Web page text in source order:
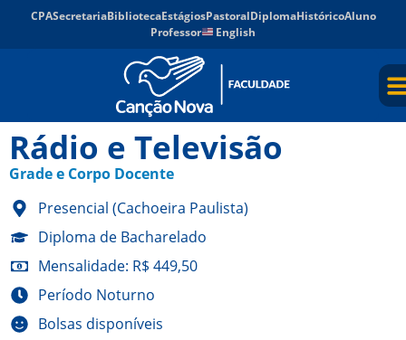
CPASecretariaBibliotecaEstágiosPastoralDiplomaHistóricoAluno
Professor
English
Rádio e Televisão
Grade e Corpo Docente
Presencial (Cachoeira Paulista)
Diploma de Bacharelado
Mensalidade: R$ 449,50
Período Noturno
Bolsas disponíveis